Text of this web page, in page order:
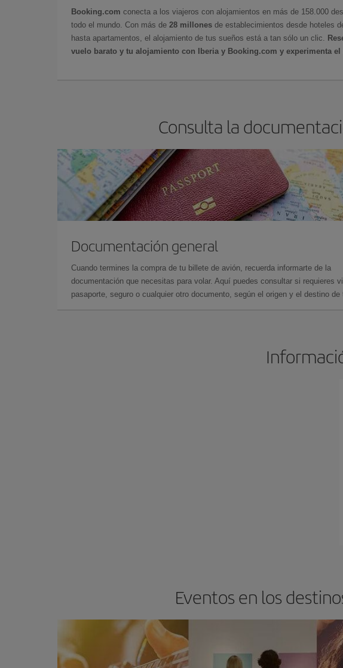
Booking.com conecta a los viajeros con alojamientos en más de 158.000
todo el mundo. Con más de 28 millones de establecimientos desde hoteles
hasta apartamentos, el alojamiento de tus sueños está a tan sólo un clic.
vuelo barato y tu alojamiento con Iberia y Booking.com y experimenta el
Consulta la
Documentación general
Cuando termines la compra de tu billete de avión, recuerda informarte de la
documentación que necesitas para volar. Aquí puedes consultar si requieres
pasaporte, seguro o cualquier otro documento, según el origen y el destino de
Eventos en los